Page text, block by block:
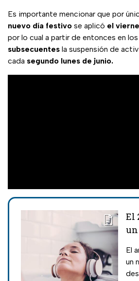
Es importante mencionar que por
nuevo día festivo se aplicó el
por lo cual a partir de entonces en los
subsecuentes la suspensión de
cada segundo lunes de junio.
El
un
El
un